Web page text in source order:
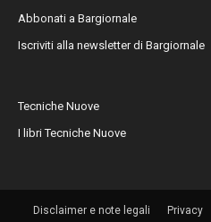
Abbonati a Bargiornale
Iscriviti alla newsletter di Bargiornale
Tecniche Nuove
I libri Tecniche Nuove
Disclaimer e note legali Privacy